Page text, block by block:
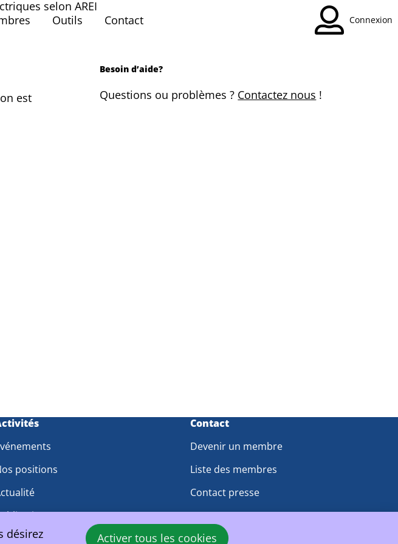
Outils Contact Connexion
selon AREI
est
Besoin d’aide?
Questions ou problèmes ? Contactez nous !
positions
presse
Contact
Devenir un membre
Liste des membres
Contact presse
Contactez-nous
désirez
Activer tous les cookies